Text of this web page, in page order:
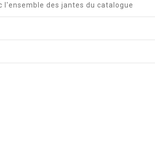
l'ensemble des jantes du catalogue